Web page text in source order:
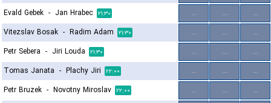
Evald Gebek - Jan Hrabec ۲۱:۳۰ ... ...
...
Vitezslav Bosak - Radim Adam ۲۱:۳۰ ... ...
...
Petr Sebera - Jiri Louda ۲۱:۳۰ ... ...
...
Tomas Janata - Plachy Jiri ۲۲:۰۰ ... ...
...
Petr Bruzek - Novotny Miroslav ۲۲:۰۰ ... ...
...